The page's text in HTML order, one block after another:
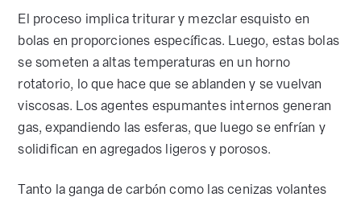
El proceso implica triturar y mezclar esquisto en
bolas en proporciones específicas. Luego, estas bolas
se someten a altas temperaturas en un horno
rotatorio, lo que hace que se ablanden y se vuelvan
viscosas. Los agentes espumantes internos generan
gas, expandiendo las esferas, que luego se enfrían y
solidifican en agregados ligeros y porosos.
Tanto la ganga de carbón como las cenizas volantes